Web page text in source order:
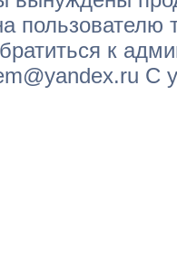
пользователю
к
С